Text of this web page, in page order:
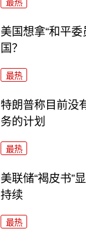
最热
美国想拿“和平
国？
最热
特朗普称目前没
务的计划
最热
美联储“褐皮书”
持续
最热